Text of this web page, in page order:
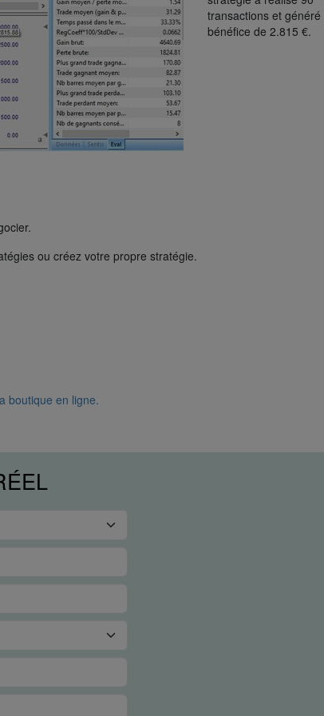
transactions et généré
bénéfice de 2.815 €.
ou créez votre propre stratégie.
boutique en ligne.